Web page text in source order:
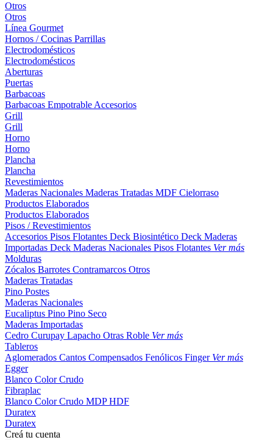
Otros
Otros
Línea Gourmet
Hornos / Cocinas Parrillas
Electrodomésticos
Electrodomésticos
Aberturas
Puertas
Barbacoas
Barbacoas Empotrable Accesorios
Grill
Grill
Horno
Horno
Plancha
Plancha
Revestimientos
Maderas Nacionales Maderas Tratadas MDF Cielorraso
Productos Elaborados
Productos Elaborados
Pisos / Revestimientos
Accesorios Pisos Flotantes Deck Biosintético Deck Maderas
Importadas Deck Maderas Nacionales Pisos Flotantes Ver más
Molduras
Zócalos Barrotes Contramarcos Otros
Maderas Tratadas
Pino Postes
Maderas Nacionales
Eucaliptus Pino Pino Seco
Maderas Importadas
Cedro Curupay Lapacho Otras Roble Ver más
Tableros
Aglomerados Cantos Compensados Fenólicos Finger Ver más
Egger
Blanco ColorCrudo
Fibraplac
Blanco ColorCrudo MDPHDF
Duratex
Duratex
Creá tu cuenta